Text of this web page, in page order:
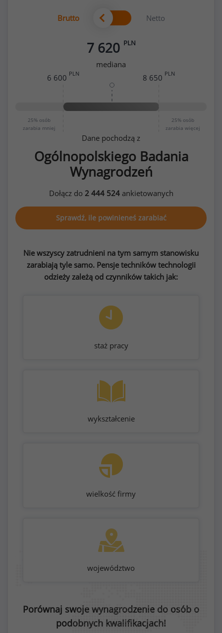
Brutto Netto
7 620 PLN
mediana
25% osób
zarabia mniej
25% osób
zarabia więcej
6 600 PLN 8 650 PLN
Dane pochodzą z
Ogólnopolskiego Badania
Wynagrodzeń
Dołącz do 2 444 524ankietowanych
Sprawdź, ile powinieneś zarabiać
Nie wszyscy zatrudnieni na tym samym stanowisku
zarabiają tyle samo. Pensje techników technologii
odzieży zależą od czynników takich jak:
staż pracy
wykształcenie
wielkość firmy
województwo
Porównaj swoje wynagrodzenie do osób o
podobnych kwalifikacjach!